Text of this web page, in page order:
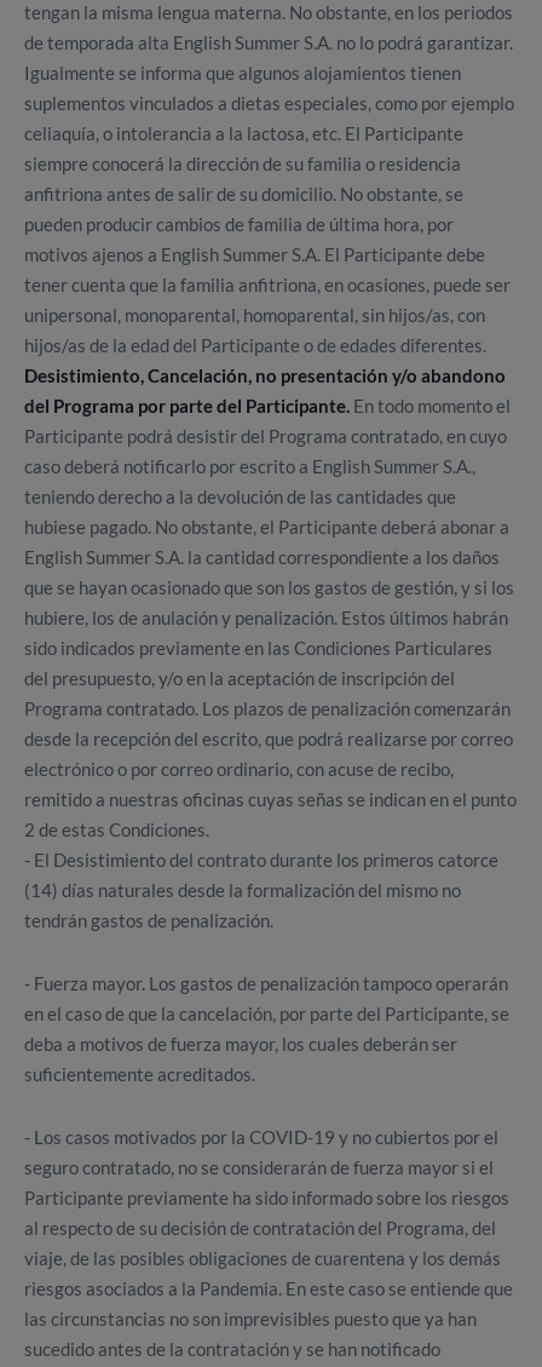
tengan la misma lengua materna. No obstante, en los periodos
de temporada alta English Summer S.A. no lo podrá garantizar.
Igualmente se informa que algunos alojamientos tienen
suplementos vinculados a dietas especiales, como por ejemplo
celiaquía, o intolerancia a la lactosa, etc. El Participante
siempre conocerá la dirección de su familia o residencia
anfitriona antes de salir de su domicilio. No obstante, se
pueden producir cambios de familia de última hora, por
motivos ajenos a English Summer S.A. El Participante debe
tener cuenta que la familia anfitriona, en ocasiones, puede ser
unipersonal, monoparental, homoparental, sin hijos/as, con
hijos/as de la edad del Participante o de edades diferentes.
Desistimiento, Cancelación, no presentación y/o abandono
del Programa por parte del Participante. En todo momento el
Participante podrá desistir del Programa contratado, en cuyo
caso deberá notificarlo por escrito a English Summer S.A.,
teniendo derecho a la devolución de las cantidades que
hubiese pagado. No obstante, el Participante deberá abonar a
English Summer S.A. la cantidad correspondiente a los daños
que se hayan ocasionado que son los gastos de gestión, y si los
hubiere, los de anulación y penalización. Estos últimos habrán
sido indicados previamente en las Condiciones Particulares
del presupuesto, y/o en la aceptación de inscripción del
Programa contratado. Los plazos de penalización comenzarán
desde la recepción del escrito, que podrá realizarse por correo
electrónico o por correo ordinario, con acuse de recibo,
remitido a nuestras oficinas cuyas señas se indican en el punto
2 de estas Condiciones.
- El Desistimiento del contrato durante los primeros catorce
(14) días naturales desde la formalización del mismo no
tendrán gastos de penalización.
- Fuerza mayor. Los gastos de penalización tampoco operarán
en el caso de que la cancelación, por parte del Participante, se
deba a motivos de fuerza mayor, los cuales deberán ser
suficientemente acreditados.
- Los casos motivados por la COVID-19 y no cubiertos por el
seguro contratado, no se considerarán de fuerza mayor si el
Participante previamente ha sido informado sobre los riesgos
al respecto de su decisión de contratación del Programa, del
viaje, de las posibles obligaciones de cuarentena y los demás
riesgos asociados a la Pandemia. En este caso se entiende que
las circunstancias no son imprevisibles puesto que ya han
sucedido antes de la contratación y se han notificado